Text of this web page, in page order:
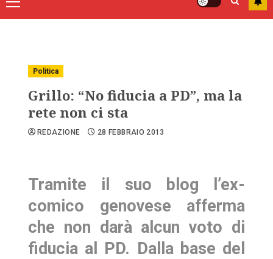
Politica
Grillo: “No fiducia a PD”, ma la
rete non ci sta
REDAZIONE 28 FEBBRAIO 2013
Tramite il suo blog l’ex-
comico genovese afferma
che non darà alcun voto di
fiducia al PD. Dalla base del